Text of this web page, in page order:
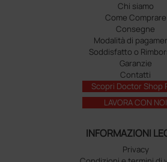
Chi siamo
Come Comprare
Consegne
Modalità di
Soddisfatto o
Garanzie
Contatti
Scopri Doctor Shop
LAVORA CON NOI
INFORMAZIONI
Privacy